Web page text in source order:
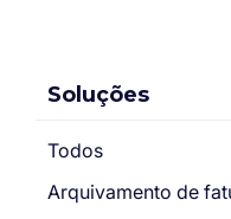
Soluções
Todos
Arquivamento de